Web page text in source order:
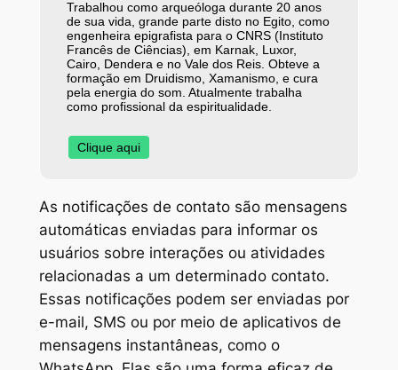
Trabalhou como arqueóloga durante 20 anos
de sua vida, grande parte disto no Egito, como
engenheira epigrafista para o CNRS (Instituto
Francês de Ciências), em Karnak, Luxor,
Cairo, Dendera e no Vale dos Reis. Obteve a
formação em Druidismo, Xamanismo, e cura
pela energia do som. Atualmente trabalha
como profissional da espiritualidade.
Clique aqui
As notificações de contato são mensagens
automáticas enviadas para informar os
usuários sobre interações ou atividades
relacionadas a um determinado contato.
Essas notificações podem ser enviadas por
e-mail, SMS ou por meio de aplicativos de
mensagens instantâneas, como o